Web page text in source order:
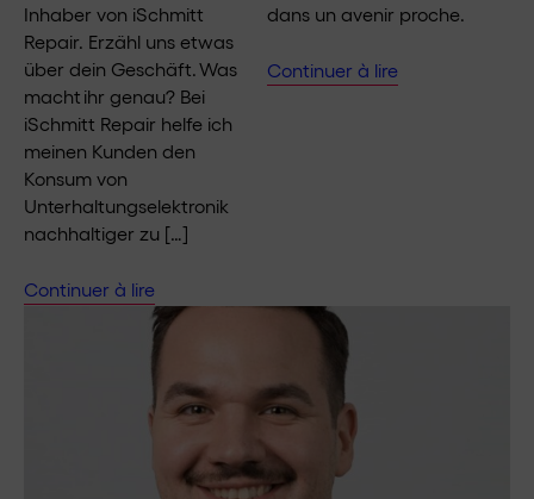
Inhaber von iSchmitt
Repair. Erzähl uns etwas
über dein Geschäft. Was
macht ihr genau? Bei
iSchmitt Repair helfe ich
meinen Kunden den
Konsum von
Unterhaltungselektronik
nachhaltiger zu […]
Continuer à lire
dans un avenir proche.
Continuer à lire